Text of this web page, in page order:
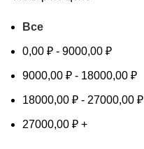
Все
0,00 ₽ - 9000,00 ₽
9000,00 ₽ - 18000,00 ₽
18000,00 ₽ - 27000,00 ₽
27000,00 ₽ +